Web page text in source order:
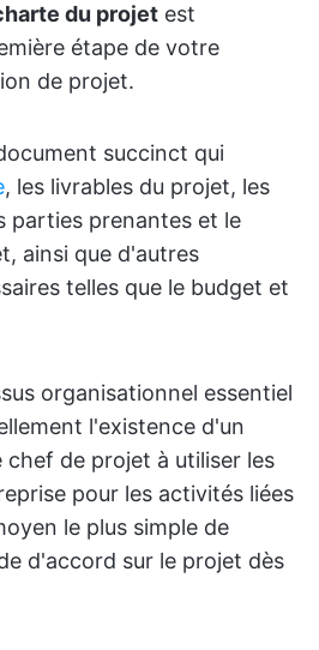
du projet est
étape de votre
de projet.
succinct qui
, les livrables du projet, les
parties prenantes et le
ainsi que d'autres
telles que le budget et
organisationnel essentiel
l'existence d'un
de projet à utiliser les
pour les activités liées
le plus simple de
d'accord sur le projet dès